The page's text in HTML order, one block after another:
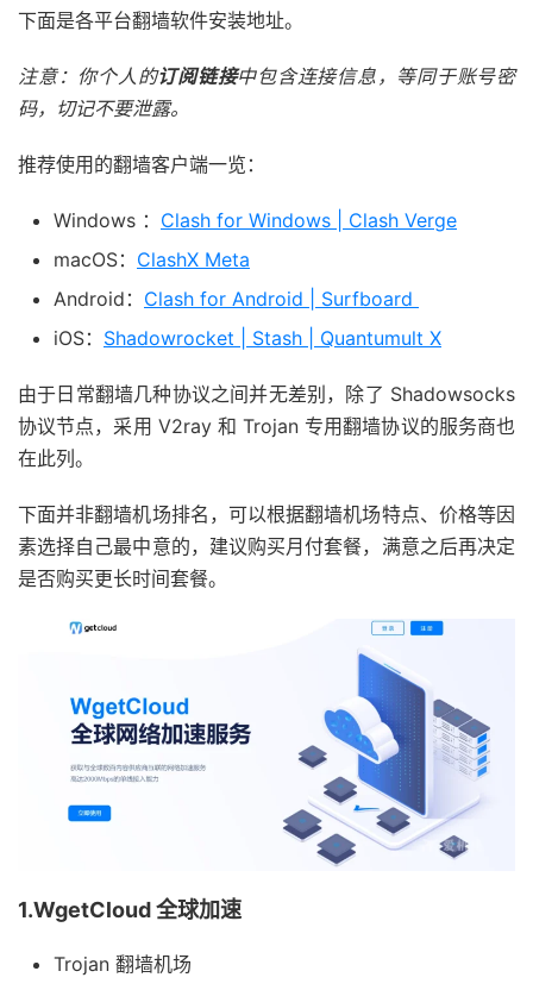
下面是各平台翻墙软件安装地址。
注意：你个人的订阅链接中包含连接信息，等同于账号密
码，切记不要泄露。
推荐使用的翻墙客户端一览：
Windows ： Clash for Windows | Clash Verge
macOS： ClashX Meta
Android： Clash for Android | Surfboard
iOS： Shadowrocket | Stash | Quantumult X
由于日常翻墙几种协议之间并无差别，除了 Shadowsocks
协议节点，采用 V2ray 和 Trojan 专用翻墙协议的服务商也
在此列。
下面并非翻墙机场排名，可以根据翻墙机场特点、价格等因
素选择自己最中意的，建议购买月付套餐，满意之后再决定
是否购买更长时间套餐。
1.WgetCloud 全球加速
Trojan 翻墙机场